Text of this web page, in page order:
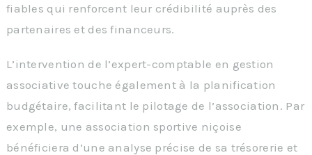
fiables qui renforcent leur crédibilité auprès des
partenaires et des financeurs.
L’intervention de l’expert-comptable en gestion
associative touche également à la planification
budgétaire, facilitant le pilotage de l’association. Par
exemple, une association sportive niçoise
bénéficiera d’une analyse précise de sa trésorerie et